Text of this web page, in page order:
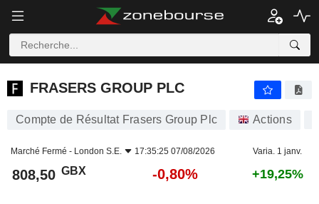
FRASERS GROUP PLC
FRASERS GROUP PLC
Compte de Résultat Frasers Group Plc Actions
Marché Fermé - London S.E. 17:35:25 07/08/2026 Varia. 1 janv.
808,50 GBX -0,80% +19,25%